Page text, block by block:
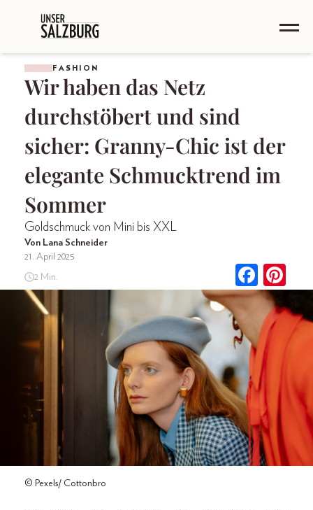
FASHION
Wir haben das Netz
durchstöbert und sind
sicher: Granny-Chic ist der
elegante Schmucktrend im
Sommer
Goldschmuck von Mini bis XXL
Von Lana Schneider
21. April 2025
2 Min.
© Pexels/ Cottonbro